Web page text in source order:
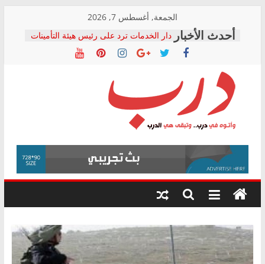
content
الجمعة, أغسطس 7, 2026
دار الخدمات ترد على رئيس هيئة التأمينات
بعد مؤتمره الصحفي: إنكار الأزمة لا ينهي
معاناة أصحاب المعاشات.. ونطالب بكشف
فرحات سليمان يكتب: القطاع الصحي إلى
أين؟
حزب التحالف الشعبي يطلق لجنة “الحق
في الصحة” بالإسكندرية لرصد الانتهاكات
ودعم المرضى
الوزاري لمدينة الصحفيين.. وانتهاء أعمال
إنشاء المبنى الإداري
المجلس القومي لحقوق الإنسان يعلن
متابعة قضية الدكتور محمد زهران.. ويؤكد:
قرينة البراءة وضمانات المحاكمة العادلة
درب
وأتوه
درب..
وتبقى
هي